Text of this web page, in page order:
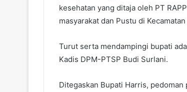
kesehatan yang ditaja oleh PT
masyarakat dan Pustu di
Turut serta mendampingi bupati
Kadis DPM-PTSP Budi Surlani.
Ditegaskan Bupati Harris,